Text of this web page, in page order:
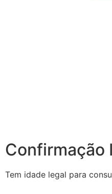
Confirmação
Tem idade legal para